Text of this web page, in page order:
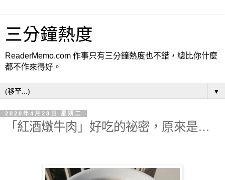
三分鐘熱度
ReaderMemo.com 作事只有三分鐘熱度也不錯，總比你什麼
都不作來得好。
▼
2020年4月28日 星期二
「紅酒燉牛肉」好吃的祕密，原來是…